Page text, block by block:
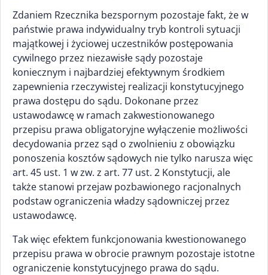
Zdaniem Rzecznika bezspornym pozostaje fakt, że w
państwie prawa indywidualny tryb kontroli sytuacji
majątkowej i życiowej uczestników postępowania
cywilnego przez niezawisłe sądy pozostaje
koniecznym i najbardziej efektywnym środkiem
zapewnienia rzeczywistej realizacji konstytucyjnego
prawa dostępu do sądu. Dokonane przez
ustawodawcę w ramach zakwestionowanego
przepisu prawa obligatoryjne wyłączenie możliwości
decydowania przez sąd o zwolnieniu z obowiązku
ponoszenia kosztów sądowych nie tylko narusza więc
art. 45 ust. 1 w zw. z art. 77 ust. 2 Konstytucji, ale
także stanowi przejaw pozbawionego racjonalnych
podstaw ograniczenia władzy sądowniczej przez
ustawodawcę.
Tak więc efektem funkcjonowania kwestionowanego
przepisu prawa w obrocie prawnym pozostaje istotne
ograniczenie konstytucyjnego prawa do sądu.